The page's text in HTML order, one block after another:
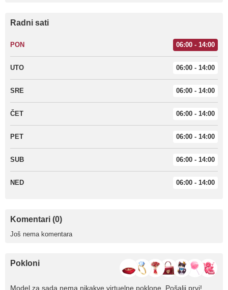
Radni sati
PON 06:00 - 14:00
UTO 06:00 - 14:00
SRE 06:00 - 14:00
ČET 06:00 - 14:00
PET 06:00 - 14:00
SUB 06:00 - 14:00
NED 06:00 - 14:00
Komentari (0)
Još nema komentara
Pokloni
Model za sada nema nikakve virtuelne poklone. Pošalji prvi!